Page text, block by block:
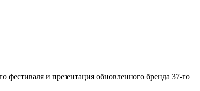
фестиваля и презентация обновленного бренда 37-го